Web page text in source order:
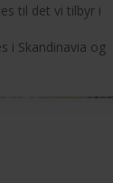
til det vi tilbyr i
i Skandinavia og